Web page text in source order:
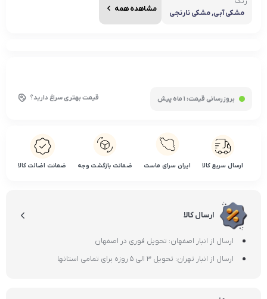
مشکی آبی, مشکی نارنجی
مشاهده همه
بروزرسانی قیمت: 1 ماه پیش قیمت بهتری سراغ دارید؟
ارسال سریع کالا ایران سرای ماست ضمانت بازگشت وجه ضمانت اضالت کالا
ارسال کالا
ارسال از انبار اصفهان: تحویل فوری در اصفهان
ارسال از انبار تهران: تحویل 3 الی 5 روزه برای تمامی استانها